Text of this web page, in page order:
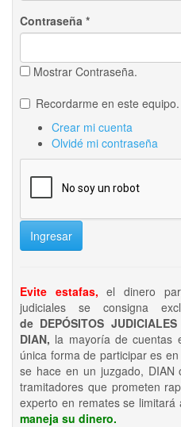
Contraseña *
Mostrar Contraseña.
Recordarme en este equipo.
Crear mi cuenta
Olvidé mi contraseña
Ingresar
Evite estafas, el dinero
judiciales se consigna
de DEPÓSITOS
DIAN, la mayoría de cuentas
única forma de participar es
se hace en un juzgado,
tramitadores que prometen
experto en remates se
maneja su dinero.